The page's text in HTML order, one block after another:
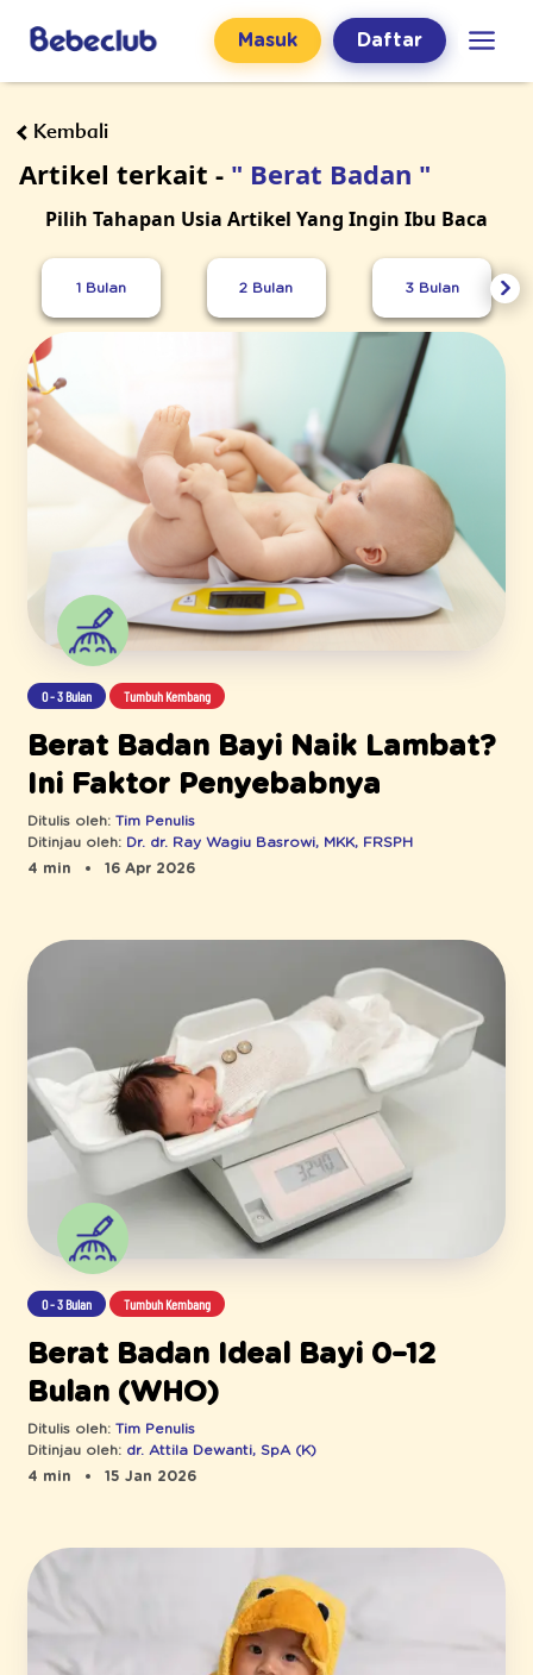
Masuk Daftar
Kembali
Artikel terkait - " Berat Badan "
Pilih Tahapan Usia Artikel Yang Ingin Ibu Baca
1 Bulan 2 Bulan 3 Bulan
0 - 3 Bulan Tumbuh Kembang
Berat Badan Bayi Naik Lambat?
Ini Faktor Penyebabnya
Ditulis oleh: Tim Penulis
Ditinjau oleh: Dr. dr. Ray Wagiu Basrowi, MKK, FRSPH
4 min
16 Apr 2026
0 - 3 Bulan Tumbuh Kembang
Berat Badan Ideal Bayi 0–12
Bulan (WHO)
Ditulis oleh: Tim Penulis
Ditinjau oleh: dr. Attila Dewanti, SpA (K)
4 min
15 Jan 2026